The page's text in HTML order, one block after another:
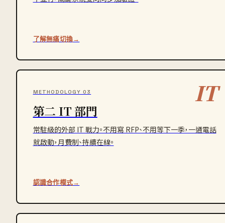
了解無痛切換→
IT
METHODOLOGY 03
第二 IT 部門
常駐級的外部 IT 戰力。不用寫 RFP、不用等下一季，一通電話
就啟動，月費制、持續在線。
認識合作模式→